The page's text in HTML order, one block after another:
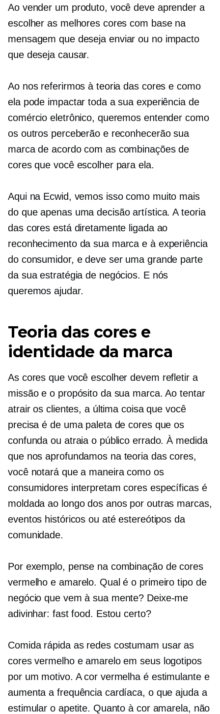
Ao vender um produto, você deve aprender a
escolher as melhores cores com base na
mensagem que deseja enviar ou no impacto
que deseja causar.
Ao nos referirmos à teoria das cores e como
ela pode impactar toda a sua experiência de
comércio eletrônico, queremos entender como
os outros perceberão e reconhecerão sua
marca de acordo com as combinações de
cores que você escolher para ela.
Aqui na Ecwid, vemos isso como muito mais
do que apenas uma decisão artística. A teoria
das cores está diretamente ligada ao
reconhecimento da sua marca e à experiência
do consumidor, e deve ser uma grande parte
da sua estratégia de negócios. E nós
queremos ajudar.
Teoria das cores e
identidade da marca
As cores que você escolher devem refletir a
missão e o propósito da sua marca. Ao tentar
atrair os clientes, a última coisa que você
precisa é de uma paleta de cores que os
confunda ou atraia o público errado. À medida
que nos aprofundamos na teoria das cores,
você notará que a maneira como os
consumidores interpretam cores específicas é
moldada ao longo dos anos por outras marcas,
eventos históricos ou até estereótipos da
comunidade.
Por exemplo, pense na combinação de cores
vermelho e amarelo. Qual é o primeiro tipo de
negócio que vem à sua mente? Deixe-me
adivinhar: fast food. Estou certo?
Comida rápidaas redes costumam usar as
cores vermelho e amarelo em seus logotipos
por um motivo. A cor vermelha é estimulante e
aumenta a frequência cardíaca, o que ajuda a
estimular o apetite. Quanto à cor amarela, não